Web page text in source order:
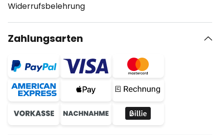
Widerrufsbelehrung
Zahlungsarten